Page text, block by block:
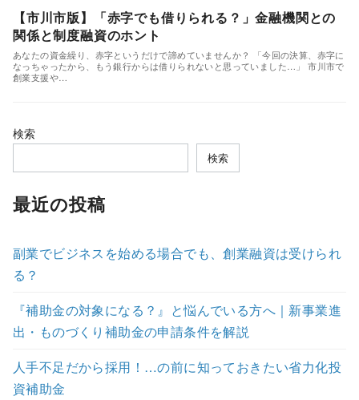
【市川市版】「赤字でも借りられる？」金融機関との
関係と制度融資のホント
あなたの資金繰り、赤字というだけで諦めていませんか？ 「今回の決算、赤字に
なっちゃったから、もう銀行からは借りられないと思っていました…」 市川市で
創業支援や…
検索
検索
最近の投稿
副業でビジネスを始める場合でも、創業融資は受けられ
る？
『補助金の対象になる？』と悩んでいる方へ｜新事業進
出・ものづくり補助金の申請条件を解説
人手不足だから採用！…の前に知っておきたい省力化投
資補助金